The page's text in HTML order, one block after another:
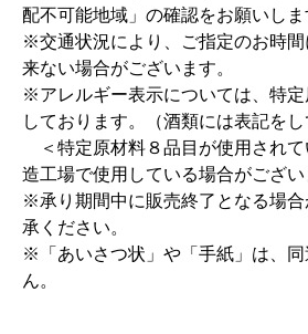
配不可能地域」の確認をお願いしま
※交通状況により、ご指定のお時間
来ない場合がございます。
※アレルギー表示については、特
しております。（酒類には表記をし
＜特定原材料８品目が使用されて
造工場で使用している場合がござい
※承り期間中に販売終了となる場合
承ください。
※「あいさつ状」や「手紙」は、
ん。